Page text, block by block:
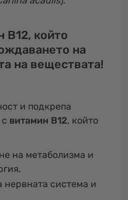
В12, който
на
на веществата!
и подкрепа
витамин В12, който
на метаболизма и
система и